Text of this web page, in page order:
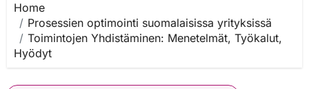
Home
Prosessien optimointi suomalaisissa yrityksissä
Toimintojen Yhdistäminen: Menetelmät, Työkalut,
Hyödyt